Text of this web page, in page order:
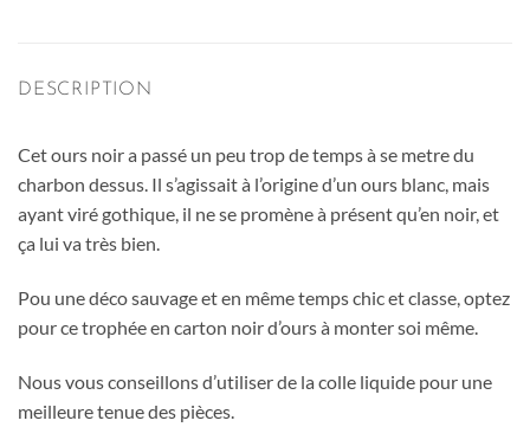
DESCRIPTION
Cet ours noir a passé un peu trop de temps à se metre du
charbon dessus. Il s’agissait à l’origine d’un ours blanc, mais
ayant viré gothique, il ne se promène à présent qu’en noir, et
ça lui va très bien.
Pou une déco sauvage et en même temps chic et classe, optez
pour ce trophée en carton noir d’ours à monter soi même.
Nous vous conseillons d’utiliser de la colle liquide pour une
meilleure tenue des pièces.